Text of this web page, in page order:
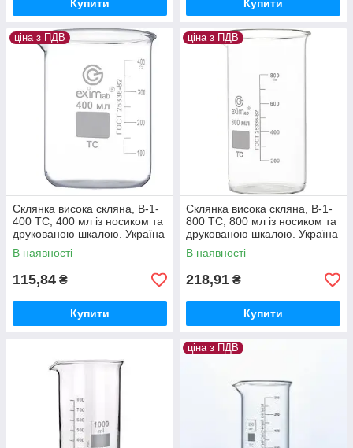
Купити Купити
ціна з ПДВ
Склянка висока скляна, В-1-
400 ТС, 400 мл із носиком та
друкованою шкалою. Україна
В наявності
115,84 ₴
Купити
ціна з ПДВ
Склянка висока скляна, В-1-
800 ТС, 800 мл із носиком та
друкованою шкалою. Україна
В наявності
218,91 ₴
Купити
ціна з ПДВ